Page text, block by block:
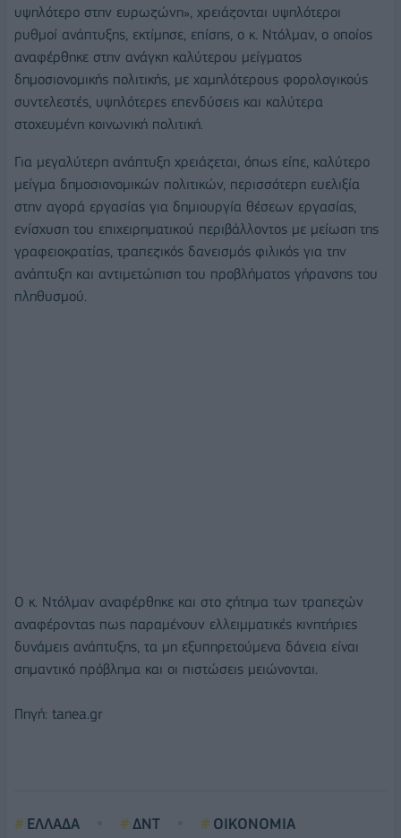
υψηλότερο στην ευρωζώνη», χρειάζονται υψηλότεροι
ρυθμοί ανάπτυξης, εκτίμησε, επίσης, ο κ. Ντόλμαν, ο οποίος
αναφέρθηκε στην ανάγκη καλύτερου μείγματος
δημοσιονομικής πολιτικής, με χαμηλότερους φορολογικούς
συντελεστές, υψηλότερες επενδύσεις και καλύτερα
στοχευμένη κοινωνική πολιτική.
Για μεγαλύτερη ανάπτυξη χρειάζεται, όπως είπε, καλύτερο
μείγμα δημοσιονομικών πολιτικών, περισσότερη ευελιξία
στην αγορά εργασίας για δημιουργία θέσεων εργασίας,
ενίσχυση του επιχειρηματικού περιβάλλοντος με μείωση της
γραφειοκρατίας, τραπεζικός δανεισμός φιλικός για την
ανάπτυξη και αντιμετώπιση του προβλήματος γήρανσης του
πληθυσμού.
Ο κ. Ντόλμαν αναφέρθηκε και στο ζήτημα των τραπεζών
αναφέροντας πως παραμένουν ελλειμματικές κινητήριες
δυνάμεις ανάπτυξης, τα μη εξυπηρετούμενα δάνεια είναι
σημαντικό πρόβλημα και οι πιστώσεις μειώνονται.
Πηγή: tanea.gr
ΕΛΛΑΔΑ ΔΝΤ ΟΙΚΟΝΟΜΙΑ